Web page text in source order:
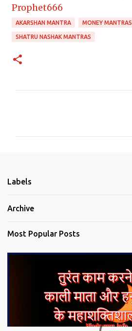
Prophet666
AKARSHAN MANTRA MONEY MANTRAS
SHATRU NASHAK MANTRAS
n
s
Labels
Archive
Most Popular Posts